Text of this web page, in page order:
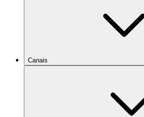
Canais